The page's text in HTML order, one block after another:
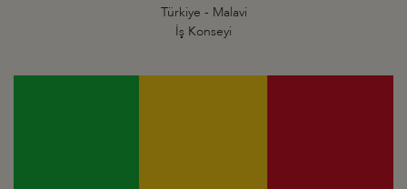
Türkiye - Malavi
İş Konseyi